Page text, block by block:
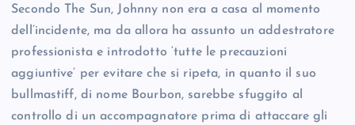
Secondo The Sun, Johnny non era a casa al momento
dell’incidente, ma da allora ha assunto un addestratore
professionista e introdotto ‘tutte le precauzioni
aggiuntive’ per evitare che si ripeta, in quanto il suo
bullmastiff, di nome Bourbon, sarebbe sfuggito al
controllo di un accompagnatore prima di attaccare gli